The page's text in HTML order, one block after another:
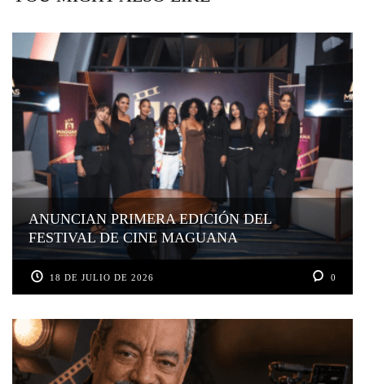
ANUNCIAN PRIMERA EDICIÓN DEL
FESTIVAL DE CINE MAGUANA
18 DE JULIO DE 2026 0